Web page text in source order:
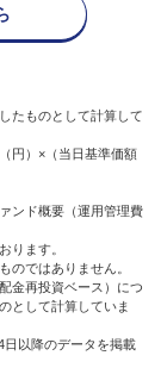
たものとして計算して
円）×（当日基準価額
ンド概要（運用管理費
ります。
のではありません。
金再投資ベース）につ
として計算していま
以降のデータを掲載